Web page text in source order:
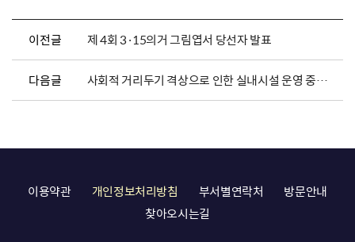
이전글 제 4회 3·15의거 그림엽서 당선자 발표
다음글 사회적 거리두기 격상으로 인한 실내시설 운영 중지 안내
이용약관 개인정보처리방침 부서별연락처
방문안내
찾아오시는길